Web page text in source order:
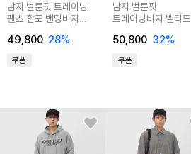
남자 벌룬핏 트레이닝
팬츠 합포 밴딩바지
49,800 28%
쿠폰
남자 벌룬핏
트레이닝바지 벨티드
50,800 32%
쿠폰